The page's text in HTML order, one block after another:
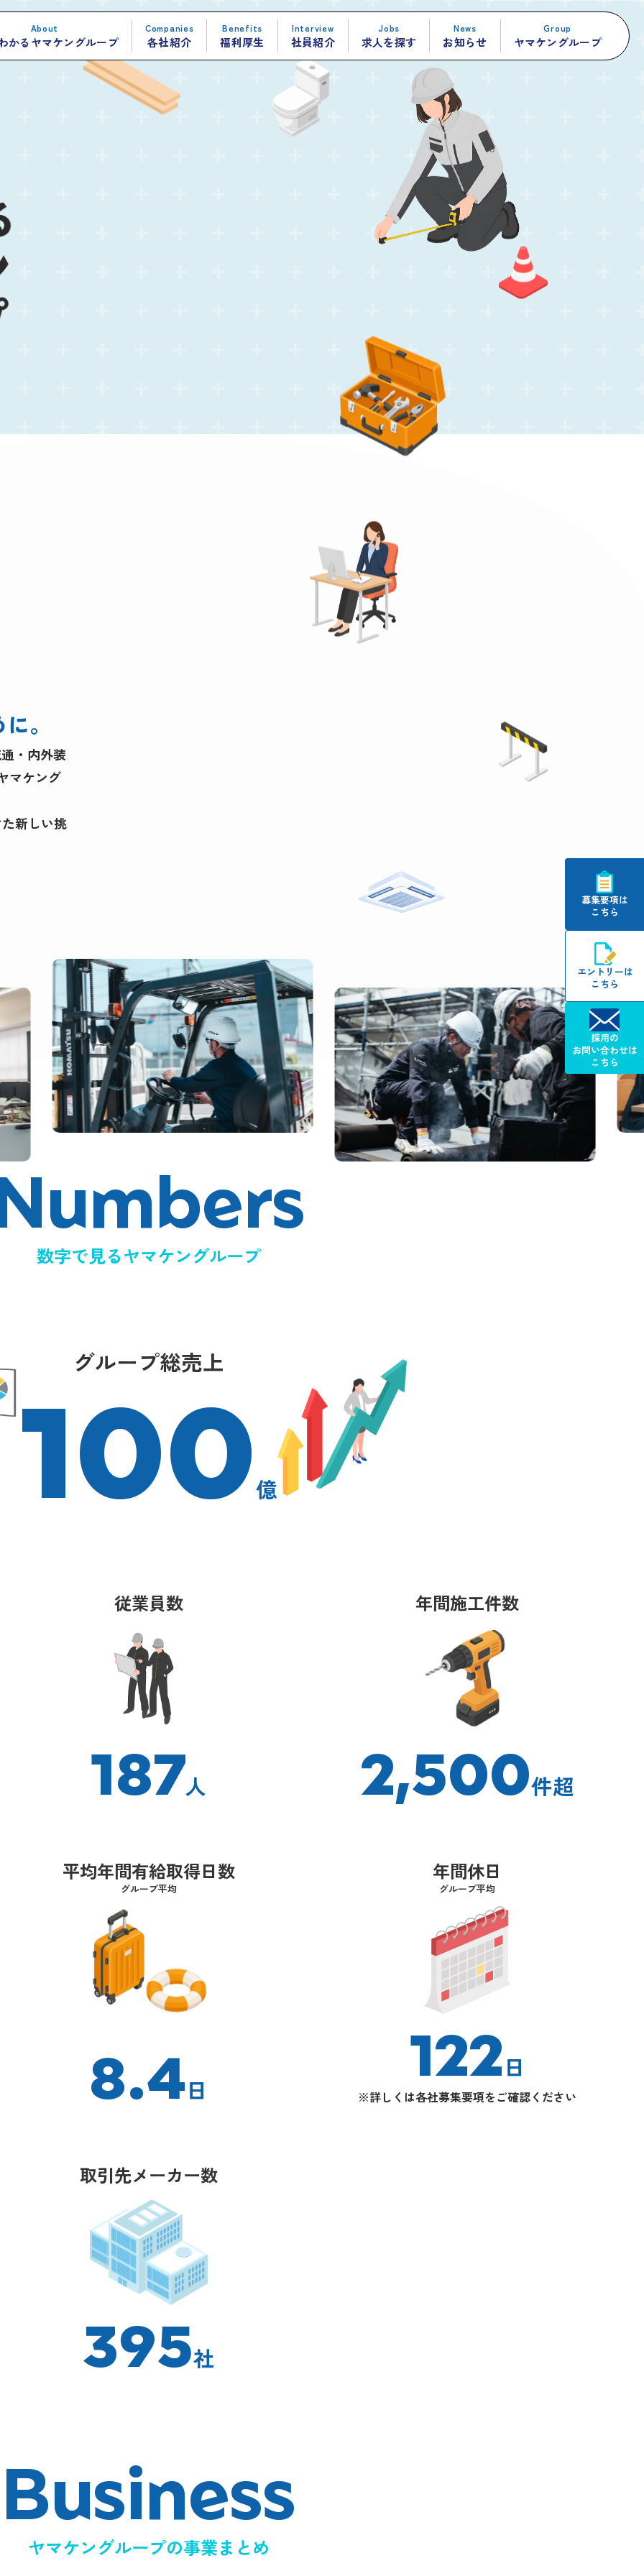
About
かる ヤマケングループ
Companies
各社紹介
Benefits
福利厚生
Interview
社員紹介
Jobs
求人を探す
News
お知らせ
Group
ヤマケングループ
募集要項は
こちら
エントリーは
こちら
採用の
お問い合わせは
こちら
。
・内外装
マケング
新しい挑
umbers
数字で見るヤマケングループ
グループ総売上
100億
従業員数
187人
年間施工件数
2,500件超
平均年間有給取得日数
グループ平均
8.4日
年間休日
グループ平均
122日
※詳しくは各社募集要項をご確認ください
取引先メーカー数
395社
Business
ヤマケングループの事業まとめ